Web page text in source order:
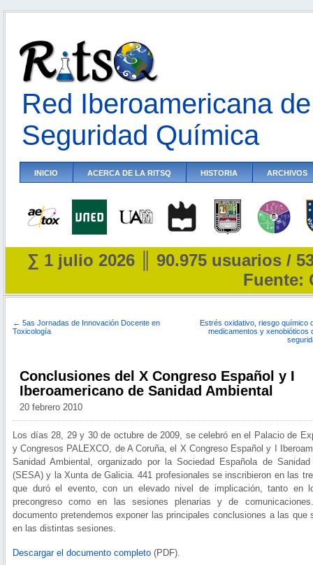
Red Iberoamericana
Seguridad Química
INICIO ACERCA DE LA RITSQ HISTORIA ARCHIVOS
∑ 1 julio 2026 ║ 90.975 usuarios /
Fuente:
← 5as Jornadas de Innovación Docente en
Toxicología
Estrés oxidativo, riesgo químico
medicamentos y xenobióticos
Conclusiones del X Congreso Español y I
Iberoamericano de Sanidad Ambiental
20 febrero 2010
Los días 28, 29 y 30 de octubre de 2009, se celebró en el Palacio de
y Congresos PALEXCO, de A Coruña, el X Congreso Español y I
Sanidad Ambiental, organizado por la Sociedad Española de Sanidad
(SESA) y la Xunta de Galicia. 441 profesionales se inscribieron en las
que duró el evento, con un elevado nivel de implicación, tanto en
precongreso como en las sesiones plenarias y de
documento pretendemos exponer las principales conclusiones a las que
en las distintas sesiones.
Descargar el documento completo (PDF).